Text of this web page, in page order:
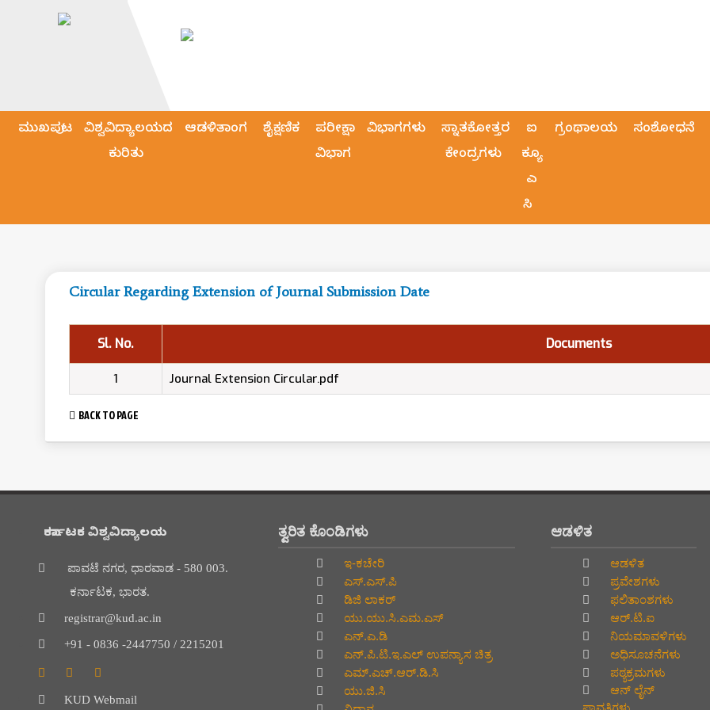
ಮುಖಪುಟ
ವಿಶ್ವವಿದ್ಯಾಲಯದ
ಕುರಿತು
ಆಡಳಿತಾಂಗ ಶೈಕ್ಷಣಿಕ
ಪರೀಕ್ಷಾ
ವಿಭಾಗ
ವಿಭಾಗಗಳು
ಸ್ನಾತಕೋತ್ತರ
ಕೇಂದ್ರಗಳು
ಐ
ಕ್ಯೂ
ಎ
ಸಿ
ಗ್ರಂಥಾಲಯ ಸಂಶೋಧನೆ
Circular Regarding Extension of Journal Submission Date
Sl. No. Documents
1 Journal Extension Circular.pdf
BACK TO PAGE
ಕರ್ನಾಟಕ ವಿಶ್ವವಿದ್ಯಾಲಯ
ಪಾವಟೆ ನಗರ, ಧಾರವಾಡ - 580 003.
ಕರ್ನಾಟಕ, ಭಾರತ.
registrar@kud.ac.in
+91 - 0836 -2447750 / 2215201
KUD Webmail
ತ್ವರಿತ ಕೊಂಡಿಗಳು
ಇ-ಕಚೇರಿ
ಎಸ್.ಎಸ್.ಪಿ
ಡಿಜಿ ಲಾಕರ್
ಯು.ಯು.ಸಿ.ಎಮ.ಎಸ್
ಎನ್.ಎ.ಡಿ
ಎನ್.ಪಿ.ಟಿ.ಇ.ಎಲ್‌ ಉಪನ್ಯಾಸ ಚಿತ್ರ
ಎಮ್.ಎಚ್.ಆರ್.ಡಿ.ಸಿ
ಯು.ಜಿ.ಸಿ
ಆಡಳಿತ
ಆಡಳಿತ
ಪ್ರವೇಶಗಳು
ಫಲಿತಾಂಶಗಳು
ಆರ್.ಟಿ.ಐ
ನಿಯಮಾವಳಿಗಳು
ಅಧಿಸೂಚನೆಗಳು
ಪಠ್ಯಕ್ರಮಗಳು
ಆನ್‌ ಲೈನ್‌